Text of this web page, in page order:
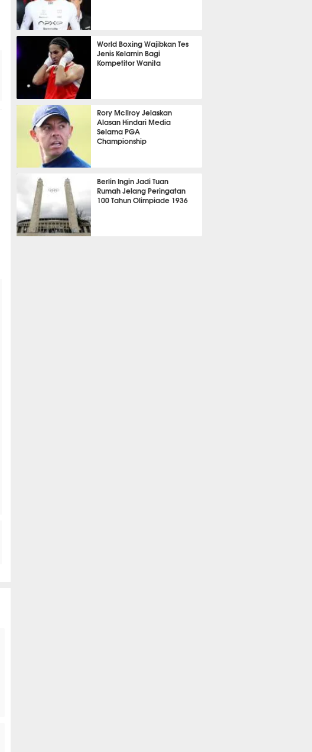
F1
World Boxing Wajibkan Tes
Jenis Kelamin Bagi
Kompetitor Wanita
TINJU
Rory McIlroy Jelaskan
Alasan Hindari Media
Selama PGA
Championship
Berlin Ingin Jadi Tuan
Rumah Jelang Peringatan
100 Tahun Olimpiade 1936